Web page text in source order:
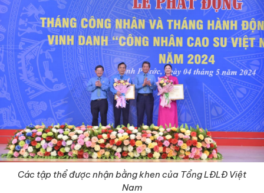
Các tập thể được nhận bằng khen của Tổng LĐLĐ Việt
Nam